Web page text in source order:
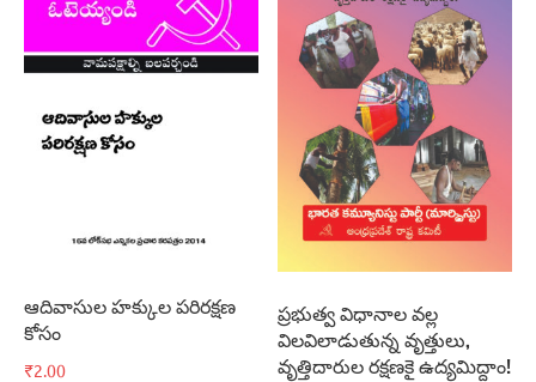
ఆదివాసుల హక్కుల పరిరక్షణ
కోసం
₹2.00
ప్రభుత్వ విధానాల వల్ల
విలవిలాడుతున్న వృత్తులు,
వృత్తిదారుల రక్షణకై ఉద్యమిద్దాం!